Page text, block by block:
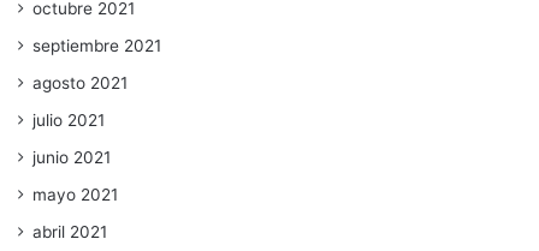
octubre 2021
septiembre 2021
agosto 2021
julio 2021
junio 2021
mayo 2021
abril 2021